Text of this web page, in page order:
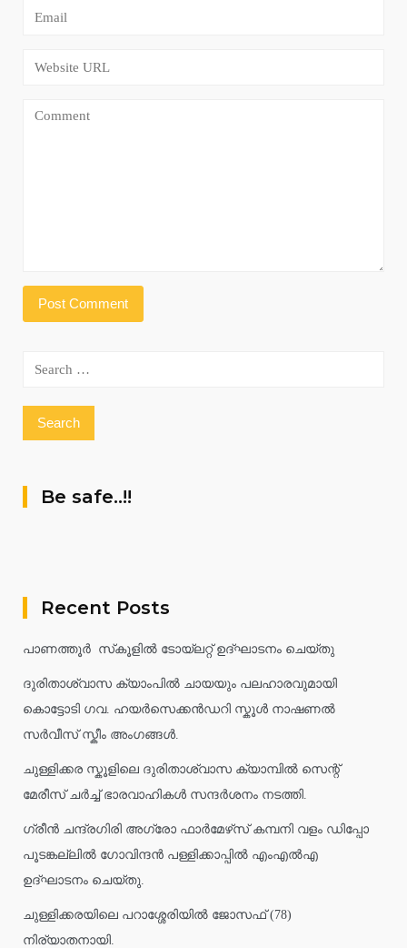
Search
Be safe..!!
Recent Posts
പാണത്തൂർ സ്‌കൂളിൽ ടോയ്ലറ്റ് ഉദ്ഘാടനം ചെയ്തു
ദുരിതാശ്വാസ ക്യാംപിൽ ചായയും പലഹാരവുമായി
കൊട്ടോടി ഗവ. ഹയർസെക്കൻഡറി സ്കൂൾ നാഷണൽ
സർവീസ് സ്കീം അംഗങ്ങൾ.
ചുള്ളിക്കര സ്കൂളിലെ ദുരിതാശ്വാസ ക്യാമ്പിൽ സെന്റ്
മേരീസ് ചർച്ച് ഭാരവാഹികൾ സന്ദർശനം നടത്തി.
ഗ്രീൻ ചന്ദ്രഗിരി അഗ്രോ ഫാർമേഴ്‌സ് കമ്പനി വളം ഡിപ്പോ
പൂടങ്കല്ലിൽ ഗോവിന്ദൻ പള്ളിക്കാപ്പിൽ എംഎൽഎ
ഉദ്ഘാടനം ചെയ്തു.
ചുള്ളിക്കരയിലെ പറാശ്ശേരിയിൽ ജോസഫ് (78)
നിര്യാതനായി.